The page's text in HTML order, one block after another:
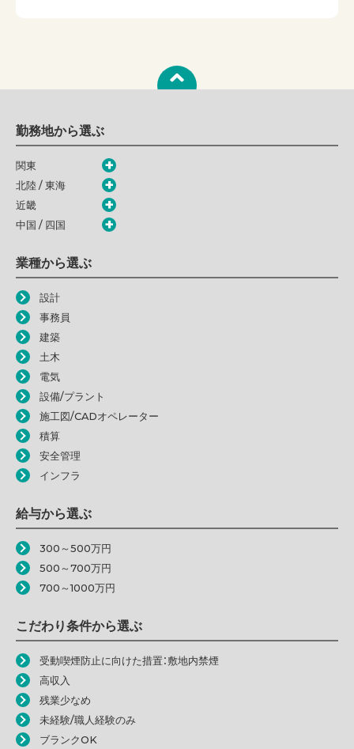
勤務地から選ぶ
関東
北陸 / 東海
近畿
中国 / 四国
業種から選ぶ
設計
事務員
建築
土木
電気
設備/プラント
施工図/CADオペレーター
積算
安全管理
インフラ
給与から選ぶ
300～500万円
500～700万円
700～1000万円
こだわり条件から選ぶ
受動喫煙防止に向けた措置：敷地内禁煙
高収入
残業少なめ
未経験/職人経験のみ
ブランクOK